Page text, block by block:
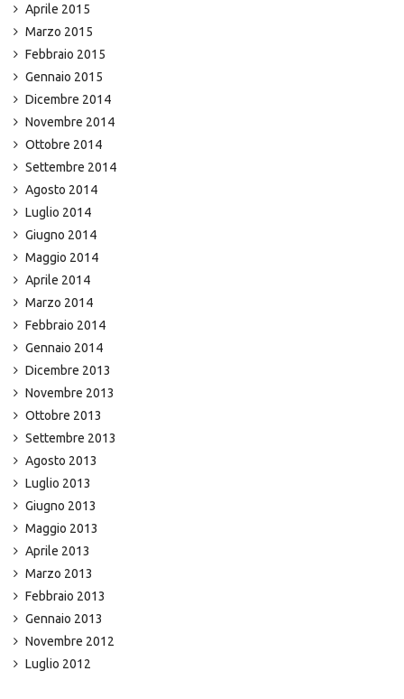
Aprile 2015
Marzo 2015
Febbraio 2015
Gennaio 2015
Dicembre 2014
Novembre 2014
Ottobre 2014
Settembre 2014
Agosto 2014
Luglio 2014
Giugno 2014
Maggio 2014
Aprile 2014
Marzo 2014
Febbraio 2014
Gennaio 2014
Dicembre 2013
Novembre 2013
Ottobre 2013
Settembre 2013
Agosto 2013
Luglio 2013
Giugno 2013
Maggio 2013
Aprile 2013
Marzo 2013
Febbraio 2013
Gennaio 2013
Novembre 2012
Luglio 2012